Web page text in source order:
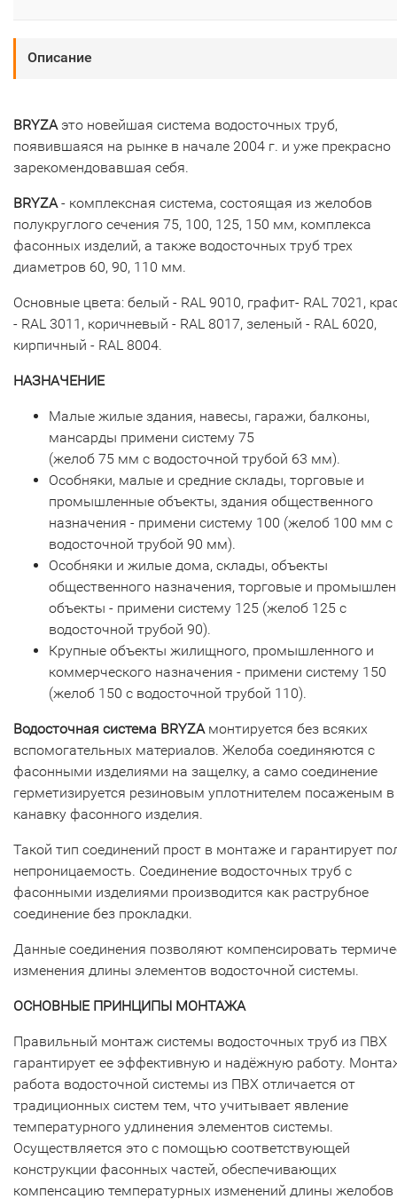
Описание
BRYZA это новейшая система водосточных труб,
появившаяся на рынке в начале 2004 г. и уже прекрасно
зарекомендовавшая себя.
BRYZA - комплексная система, состоящая из желобов
полукруглого сечения 75, 100, 125, 150 мм, комплекса
фасонных изделий, а также водосточных труб трех
диаметров 60, 90, 110 мм.
Основные цвета: белый - RAL 9010, графит- RAL 7021,
- RAL 3011, коричневый - RAL 8017, зеленый - RAL 6020,
кирпичный - RAL 8004.
НАЗНАЧЕНИЕ
Малые жилые здания, навесы, гаражи, балконы,
мансарды примени систему 75
(желоб 75 мм с водосточной трубой 63 мм).
Особняки, малые и средние склады, торговые и
промышленные объекты, здания общественного
назначения - примени систему 100 (желоб 100 мм с
водосточной трубой 90 мм).
Особняки и жилые дома, склады, объекты
общественного назначения, торговые и
объекты - примени систему 125 (желоб 125 с
водосточной трубой 90).
Крупные объекты жилищного, промышленного и
коммерческого назначения - примени систему 150
(желоб 150 с водосточной трубой 110).
Водосточная система BRYZA монтируется без всяких
вспомогательных материалов. Желоба соединяются с
фасонными изделиями на защелку, а само соединение
герметизируется резиновым уплотнителем посаженым в
канавку фасонного изделия.
Такой тип соединений прост в монтаже и гарантирует
непроницаемость. Соединение водосточных труб с
фасонными изделиями производится как раструбное
соединение без прокладки.
Данные соединения позволяют компенсировать
изменения длины элементов водосточной системы.
ОСНОВНЫЕ ПРИНЦИПЫ МОНТАЖА
Правильный монтаж системы водосточных труб из ПВХ
гарантирует ее эффективную и надёжную работу.
работа водосточной системы из ПВХ отличается от
традиционных систем тем, что учитывает явление
температурного удлинения элементов системы.
Осуществляется это с помощью соответствующей
конструкции фасонных частей, обеспечивающих
компенсацию температурных изменений длины желобов